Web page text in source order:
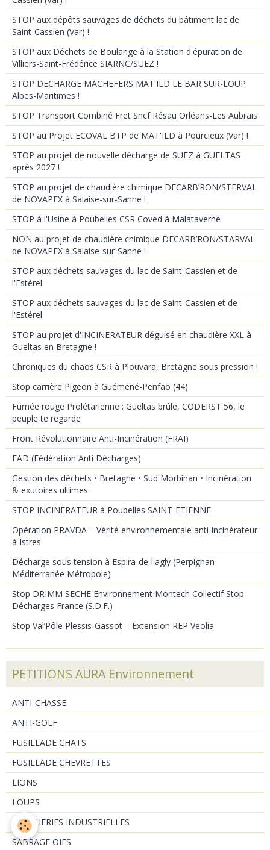
STOP aux dépôts sauvages de déchets du bâtiment lac de
Saint-Cassien (Var) !
STOP aux Déchets de Boulange à la Station d'épuration de
Villiers-Saint-Frédérice SIARNC/SUEZ !
STOP DECHARGE MACHEFERS MAT'ILD LE BAR SUR-LOUP
Alpes-Maritimes !
STOP Transport Combiné Fret Sncf Résau Orléans-Les Aubrais
STOP au Projet ECOVAL BTP de MAT'ILD à Pourcieux (Var) !
STOP au projet de nouvelle décharge de SUEZ à GUELTAS
après 2027 !
STOP au projet de chaudière chimique DECARB’RON/STERVAL
de NOVAPEX à Salaise-sur-Sanne !
STOP à l'Usine à Poubelles CSR Coved à Malataverne
NON au projet de chaudière chimique DECARB’RON/STARVAL
de NOVAPEX à Salaise-sur-Sanne !
STOP aux déchets sauvages du lac de Saint-Cassien et de
l'Estérel
STOP aux déchets sauvages du lac de Saint-Cassien et de
l'Estérel
STOP au projet d'INCINERATEUR déguisé en chaudière XXL à
Gueltas en Bretagne !
Chroniques du chaos CSR à Plouvara, Bretagne sous pression !
Stop carrière Pigeon à Guémené-Penfao (44)
Fumée rouge Prolétarienne : Gueltas brûle, CODERST 56, le
peuple te regarde
Front Révolutionnaire Anti-Incinération (FRAI)
FAD (Fédération Anti Décharges)
Gestion des déchets • Bretagne • Sud Morbihan • Incinération
& exutoires ultimes
STOP INCINERATEUR à Poubelles SAINT-ETIENNE
Opération PRAVDA – Vérité environnementale anti‑incinérateur
à Istres
Décharge sous tension à Espira-de-l'agly (Perpignan
Méditerranée Métropole)
Stop DRIMM SECHE Environnement Montech Collectif Stop
Décharges France (S.D.F.)
Stop Val’Pôle Plessis‑Gassot – Extension REP Veolia
PETITIONS AURA Environnement
ANTI-CHASSE
ANTI-GOLF
FUSILLADE CHATS
FUSILLADE CHEVRETTES
LIONS
LOUPS
PORCHERIES INDUSTRIELLES
SABRAGE OIES